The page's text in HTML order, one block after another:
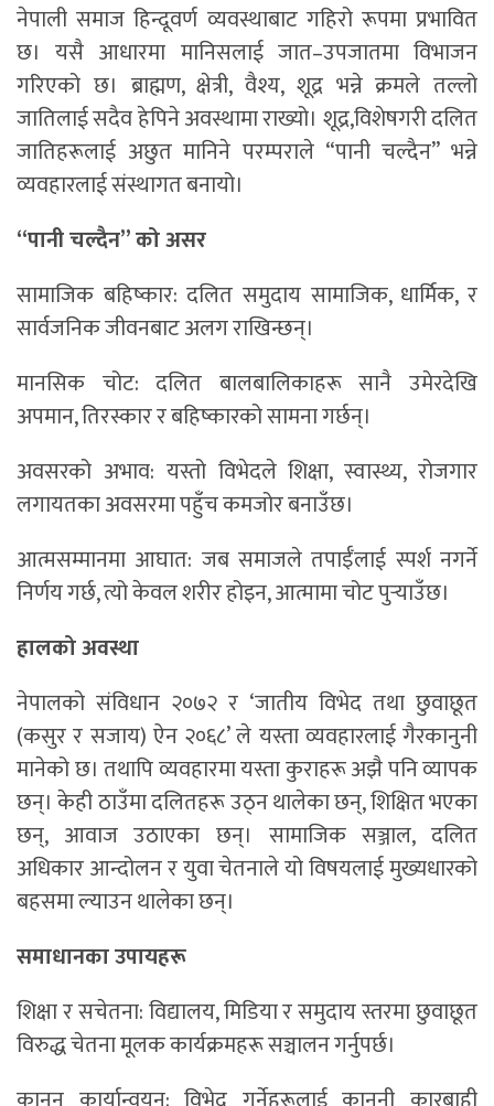
नेपाली समाज हिन्दूवर्ण व्यवस्थाबाट गहिरो रूपमा प्रभावित
छ। यसै आधारमा मानिसलाई जात–उपजातमा विभाजन
गरिएको छ। ब्राह्मण, क्षेत्री, वैश्य, शूद्र भन्ने क्रमले तल्लो
जातिलाई सदैव हेपिने अवस्थामा राख्यो। शूद्र,विशेषगरी दलित
जातिहरूलाई अछुत मानिने परम्पराले “पानी चल्दैन” भन्ने
व्यवहारलाई संस्थागत बनायो।
“पानी चल्दैन” को असर
सामाजिक बहिष्कार: दलित समुदाय सामाजिक, धार्मिक, र
सार्वजनिक जीवनबाट अलग राखिन्छन्।
मानसिक चोट: दलित बालबालिकाहरू सानै उमेरदेखि
अपमान, तिरस्कार र बहिष्कारको सामना गर्छन्।
अवसरको अभाव: यस्तो विभेदले शिक्षा, स्वास्थ्य, रोजगार
लगायतका अवसरमा पहुँच कमजोर बनाउँछ।
आत्मसम्मानमा आघात: जब समाजले तपाईँलाई स्पर्श नगर्ने
निर्णय गर्छ, त्यो केवल शरीर होइन, आत्मामा चोट पुर्‍याउँछ।
हालको अवस्था
नेपालको संविधान २०७२ र ‘जातीय विभेद तथा छुवाछूत
(कसुर र सजाय) ऐन २०६८’ ले यस्ता व्यवहारलाई गैरकानुनी
मानेको छ। तथापि व्यवहारमा यस्ता कुराहरू अझै पनि व्यापक
छन्। केही ठाउँमा दलितहरू उठ्न थालेका छन्, शिक्षित भएका
छन्, आवाज उठाएका छन्। सामाजिक सञ्जाल, दलित
अधिकार आन्दोलन र युवा चेतनाले यो विषयलाई मुख्यधारको
बहसमा ल्याउन थालेका छन्।
समाधानका उपायहरू
शिक्षा र सचेतना: विद्यालय, मिडिया र समुदाय स्तरमा छुवाछूत
विरुद्ध चेतना मूलक कार्यक्रमहरू सञ्चालन गर्नुपर्छ।